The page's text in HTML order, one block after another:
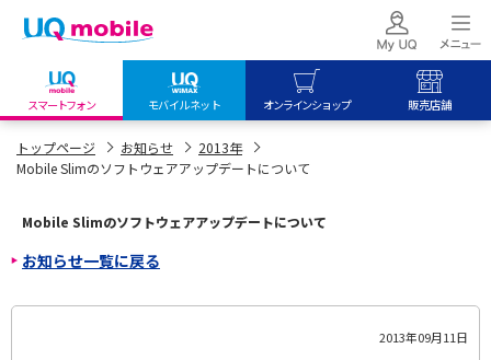
スマートフォン モバイルネット オンラインショップ 販売店舗
my UQ WiMAX
UQ WiMAX ご契約の方
My UQ mobile
データチャージサイト
UQ mobile
オンラインショップ
UQ WiMAX
UQ mobile
販売店舗
UQ WiMAX
トップページ お知らせ
2013年
Mobile Slimのソフトウェアアップデートについて
Mobile Slimのソフトウェアアップデートについて
お知らせ一覧に戻る
2013年09月11日